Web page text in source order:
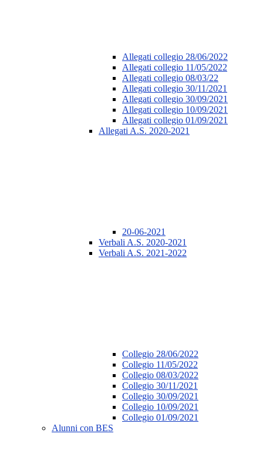
Allegati collegio 28/06/2022
Allegati collegio 11/05/2022
Allegati collegio 08/03/22
Allegati collegio 30/11/2021
Allegati collegio 30/09/2021
Allegati collegio 10/09/2021
Allegati collegio 01/09/2021
Allegati A.S. 2020-2021
20-06-2021
Verbali A.S. 2020-2021
Verbali A.S. 2021-2022
Collegio 28/06/2022
Collegio 11/05/2022
Collegio 08/03/2022
Collegio 30/11/2021
Collegio 30/09/2021
Collegio 10/09/2021
Collegio 01/09/2021
Alunni con BES